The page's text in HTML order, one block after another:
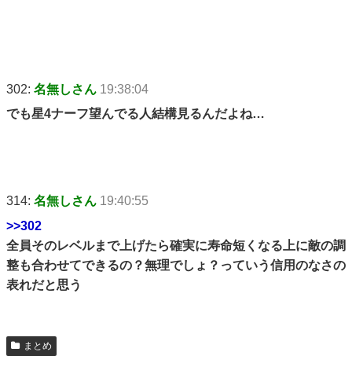
302: 名無しさん 19:38:04
でも星4ナーフ望んでる人結構見るんだよね…
314: 名無しさん 19:40:55
>>302
全員そのレベルまで上げたら確実に寿命短くなる上に敵の調
整も合わせてできるの？無理でしょ？っていう信用のなさの
表れだと思う
まとめ